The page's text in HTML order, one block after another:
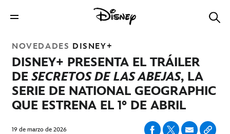
NOVEDADES DISNEY+
DISNEY+ PRESENTA EL TRÁILER
DESECRETOS DE LAS ABEJAS, LA
SERIE DE NATIONAL GEOGRAPHIC
QUE ESTRENA EL 1° DE ABRIL
19 de marzo de 2026